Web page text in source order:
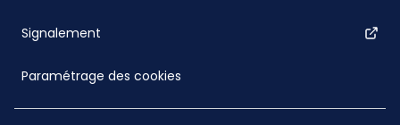
Signalement
Paramétrage des cookies